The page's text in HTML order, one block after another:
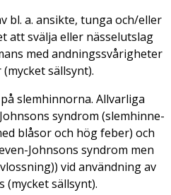
bl. a. ansikte, tunga och/eller
att svälja eller nässelutslag
med andningssvårigheter
sällsynt).
slemhinnorna. Allvarliga
syndrom (slemhinne-
blåsor och hög feber) och
Johnsons syndrom men
vid användning av
(mycket sällsynt).